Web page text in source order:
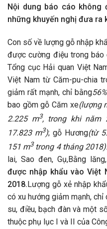
Nội dung báo cáo không
những khuyến nghị đưa ra
Con số về lượng gỗ nhập
được cường điệu trong
Tổng cục Hải quan Việt
Việt Nam từ Căm-pu-chia
giảm rất mạnh, chỉ bằng56%
bao gồm gỗ Căm xe(lượng
2.225 m3, trong khi năm
17.823 m3); gỗ Hương(từ
151 m3trong 4 tháng 2018).
lai, Sao đen, Gụ,Bằng
được nhập khẩu vào Việt
2018. Lượng gỗ xẻ nhập
có xu hướng giảm mạnh,
su, điều, bạch đàn và một
thuộc phụ lục I và II của